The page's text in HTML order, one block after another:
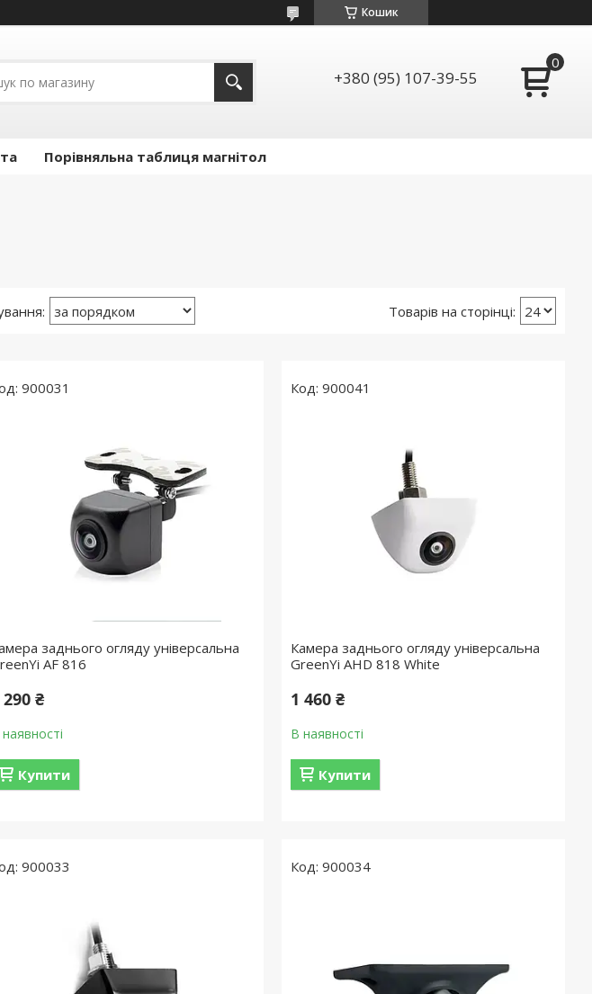
Кошик
+380 (95) 107-39-55
Порівняльна таблиця магнітол
900031
заднього огляду універсальна
AF 816
290 ₴
Купити
900041
Камера заднього огляду універсальна
GreenYi AHD 818 White
1 460 ₴
В наявності
Купити
900033 900034